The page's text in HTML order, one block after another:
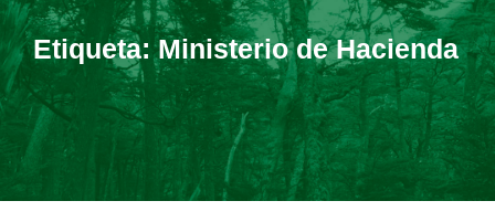
Etiqueta:Ministerio de Hacienda